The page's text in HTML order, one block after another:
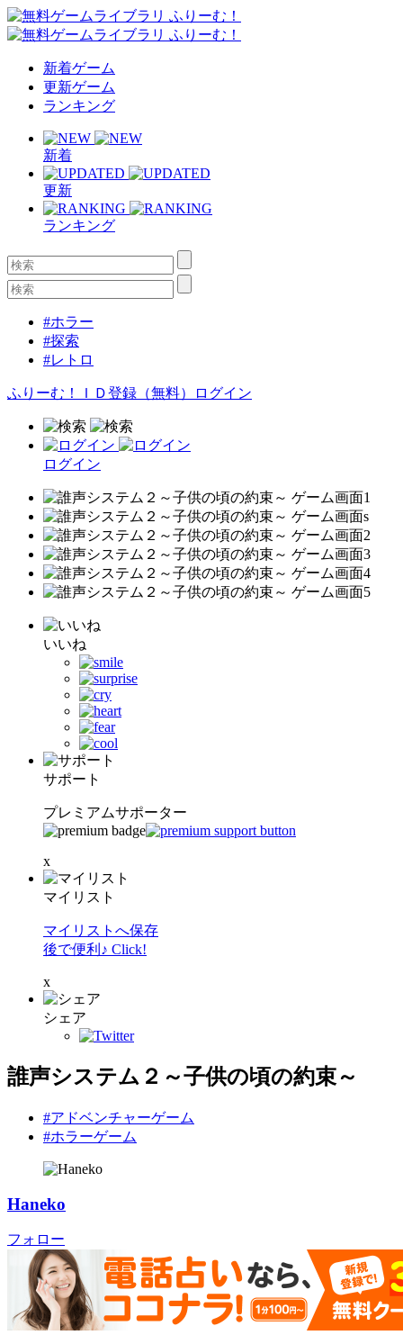
新着ゲーム
更新ゲーム
ランキング
新着
更新
ランキング
#ホラー
#探索
#レトロ
ふりーむ！ＩＤ登録（無料） ログイン
ログイン
いいね
サポート
プレミアムサポーター
x
マイリスト
マイリストへ保存
後で便利♪ Click!
x
シェア
誰声システム２～子供の頃の約束～
#アドベンチャーゲーム
#ホラーゲーム
Haneko
フォロー